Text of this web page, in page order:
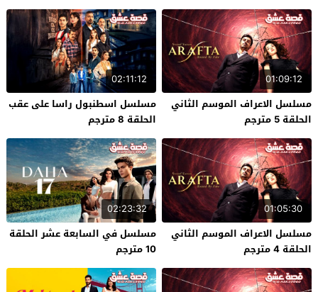
01:09:12
مسلسل الاعراف الموسم الثاني
الحلقة 5 مترجم
02:11:12
مسلسل اسطنبول راسا على عقب
الحلقة 8 مترجم
01:05:30
مسلسل الاعراف الموسم الثاني
الحلقة 4 مترجم
02:23:32
مسلسل في السابعة عشر الحلقة
10 مترجم